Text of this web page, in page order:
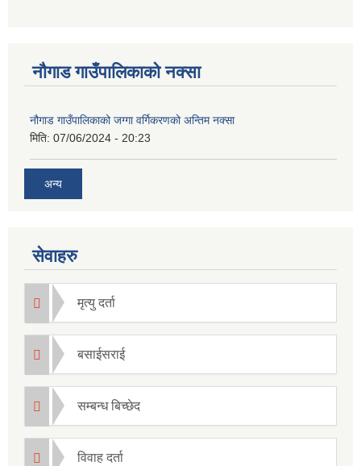
नौगाड गाउँपालिकाको नक्सा
नौगाड गाउँपालिकाको जग्गा वर्गिकरणको अन्तिम नक्सा
मिति: 07/06/2024 - 20:23
अन्य
सेवाहरु
मृत्यु दर्ता
बसाईसराई
सम्बन्ध बिच्छेद
विवाह दर्ता